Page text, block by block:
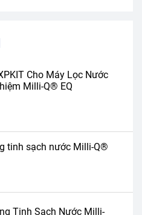
Cho Máy Lọc Nước
Milli-Q® EQ
tinh sạch nước Milli-Q®
Tinh Sạch Nước Milli-